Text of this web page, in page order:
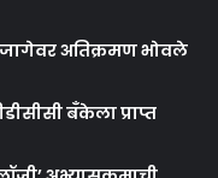
अतिक्रमण भोवले
बँकेला प्राप्त